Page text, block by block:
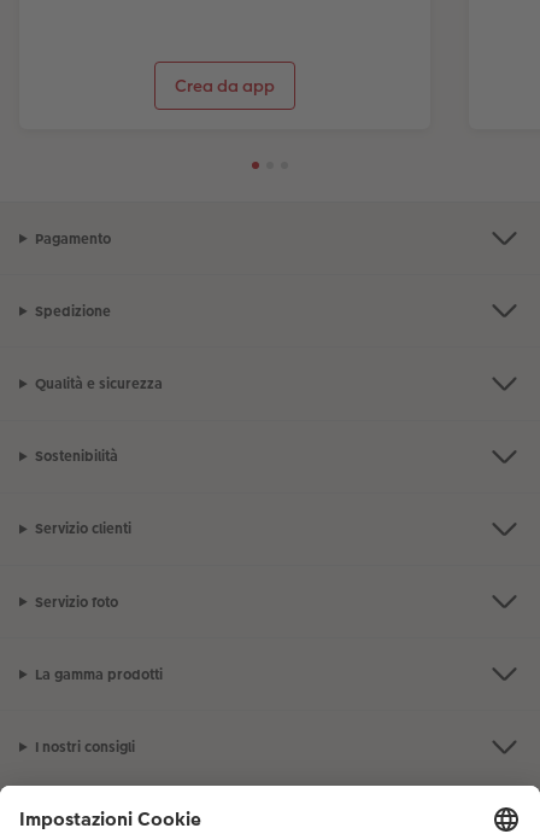
Crea da app
Pagamento
Spedizione
Qualità e sicurezza
Sostenibilità
Servizio clienti
Servizio foto
La gamma prodotti
I nostri consigli